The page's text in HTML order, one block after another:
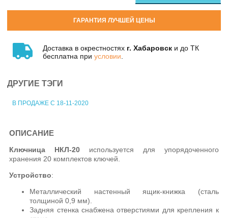
ГАРАНТИЯ ЛУЧШЕЙ ЦЕНЫ
Доставка в окрестностях г. Хабаровск и до ТК
бесплатна при условии
ДРУГИЕ ТЭГИ
В ПРОДАЖЕ С 18-11-2020
ОПИСАНИЕ
Ключница НКЛ-20 используется для упорядоченного
хранения 20 комплектов ключей.
Устройство:
Металлический настенный ящик-книжка (сталь
толщиной 0,9 мм).
Задняя стенка снабжена отверстиями для крепления к